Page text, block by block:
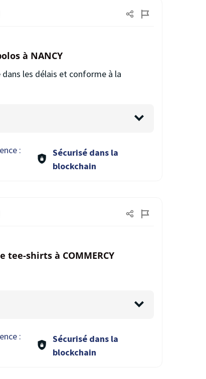
à NANCY
les délais et conforme à la
:
Sécurisé dans la
blockchain
shirts à COMMERCY
:
Sécurisé dans la
blockchain